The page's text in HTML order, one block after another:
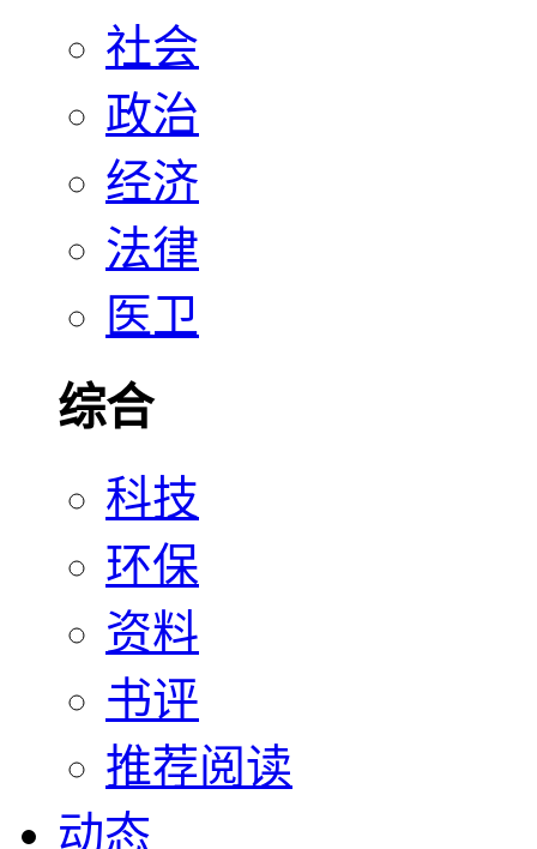
社会
政治
经济
法律
医卫
综合
科技
环保
资料
书评
推荐阅读
动态